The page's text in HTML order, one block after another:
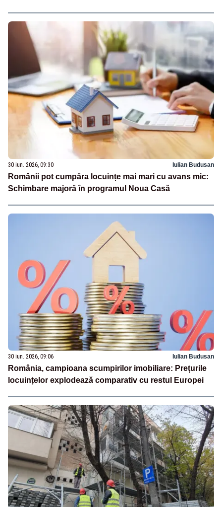
30 iun. 2026, 09:30 Iulian Budusan
Românii pot cumpăra locuințe mai mari cu avans mic:
Schimbare majoră în programul Noua Casă
30 iun. 2026, 09:06 Iulian Budusan
România, campioana scumpirilor imobiliare: Prețurile
locuințelor explodează comparativ cu restul Europei